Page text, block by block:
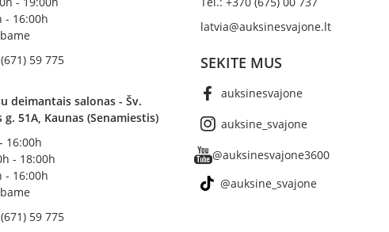
- 16:00h
59 775
deimantais salonas - Šv.
51A, Kaunas (Senamiestis)
16:00h
- 18:00h
- 16:00h
59 775
latvia@auksinesvajone.lt
SEKITE MUS
auksinesvajone
auksine_svajone
@auksinesvajone3600
@auksine_svajone